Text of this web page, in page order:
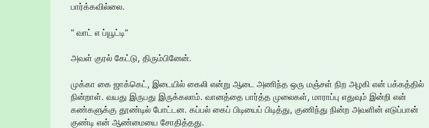
பார்க்கவில்லை.
” வாட் எ ப்யூட்டி”
அவள் குரல் கேட்டு, திரும்பினேன்.
முக்கா கை ஜாக்கெட், இடையில் கைலி என்று ஆடை அணிந்த ஒரு மஞ்சள் நிற அழகி என் பக்கத்தில்
நின்றாள். வயது இருபது இருக்கலாம். வானத்தை பார்த்த முலைகள், மாராப்பு எதுவும் இன்றி என்
கண்களுக்கு தூண்டில் போட்டன. கப்பல் கைப் பிடியைப் பிடித்து, குணிந்து நின்ற அவளின் எடுப்பான்
குண்டி என் ஆண்மையை சோதித்தது.